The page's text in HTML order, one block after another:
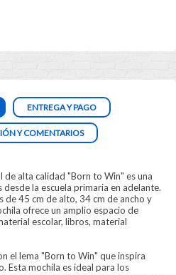
ENTREGA Y PAGO
Y COMENTARIOS
de alta calidad "Born to Win" es una
la escuela primaria en adelante.
de 45 cm de alto, 34 cm de ancho y
ofrece un amplio espacio de
escolar, libros, material
el lema "Born to Win" que inspira
Esta mochila es ideal para los